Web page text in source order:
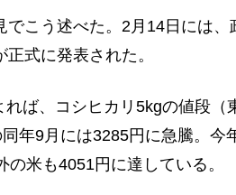
こう述べた。2月14日には、
式に発表された。
ば、コシヒカリ5kgの値段（
年9月には3285円に急騰。今
米も4051円に達している。